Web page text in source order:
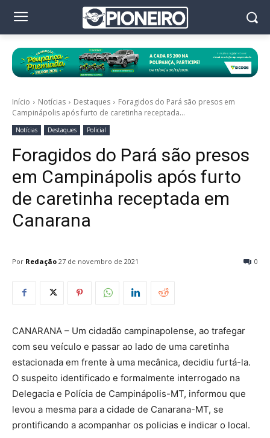
Início Notícias Destaques
Foragidos do Pará são presos em
Campinápolis após furto de caretinha receptada...
Notícias Destaques Policial
Foragidos do Pará são presos
em Campinápolis após furto
de caretinha receptada em
Canarana
Por Redação 0
27 de novembro de 2021
CANARANA – Um cidadão campinapolense, ao trafegar
com seu veículo e passar ao lado de uma caretinha
estacionada em frente à uma mecânica, decidiu furtá-la.
O suspeito identificado e formalmente interrogado na
Delegacia e Polícia de Campinápolis-MT, informou que
levou a mesma para a cidade de Canarana-MT, se
prontificando a acompanhar os policias e indicar o local.